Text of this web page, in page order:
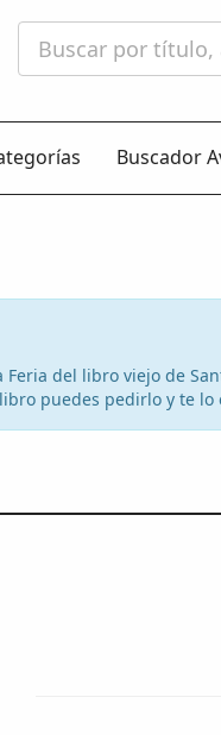
Buscador
del libro viejo de
puedes pedirlo y te